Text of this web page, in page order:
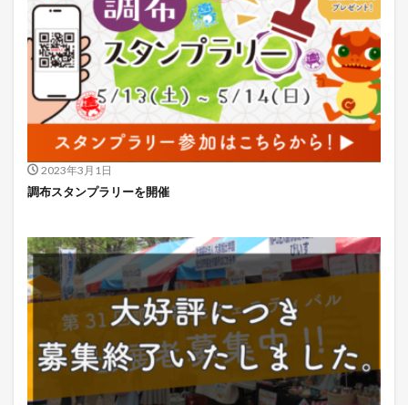
2023年3月1日
調布スタンプラリーを開催